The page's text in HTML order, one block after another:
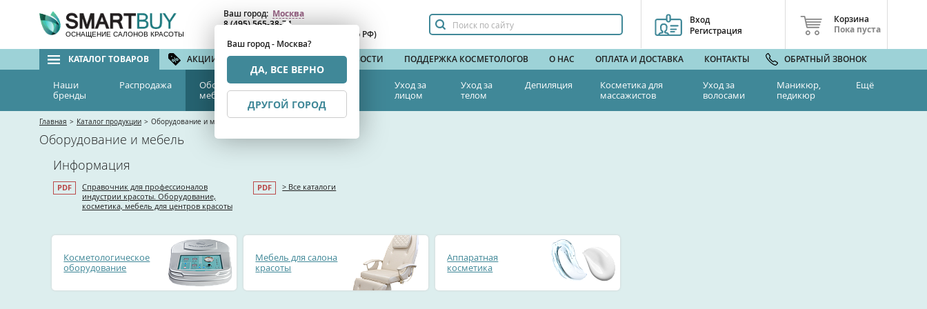
ОСНАЩЕНИЕ САЛОНОВ КРАСОТЫ
Ваш город: Москва
Ваш город - Москва?
ДА, ВСЕ ВЕРНО
ДРУГОЙ ГОРОД
8 (495) 565-38-74
(бесплатный по РФ)
Вход
Регистрация
Корзина
Пока пуста
КАТАЛОГ ТОВАРОВ АКЦИИ И СКИДКИ БРЕНДЫ НОВОСТИ ПОДДЕРЖКА КОСМЕТОЛОГОВ О НАС ОПЛАТА И ДОСТАВКА КОНТАКТЫ ОБРАТНЫЙ ЗВОНОК
Наши
бренды
Распродажа
Оборудование и
мебель
Эстетическая
медицина
Уход за
лицом
Уход за
телом
Депиляция
Косметика для
массажистов
Уход за
волосами
Маникюр,
педикюр
Ещё
Главная > Каталог продукции > Оборудование и мебель
Оборудование и мебель
Косметологическое
оборудование
Мебель для салона
красоты
Аппаратная
косметика
Информация
Справочник для профессионалов
индустрии красоты. Оборудование,
косметика, мебель для центров красоты
> Все каталоги